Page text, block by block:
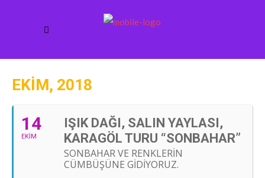
EKIM, 2018
14
EKIM
IŞIK DAĞI, SALIN YAYLASI,
KARAGÖL TURU “SONBAHAR”
SONBAHAR VE RENKLERIN
CÜMBÜŞÜNE GIDIYORUZ.